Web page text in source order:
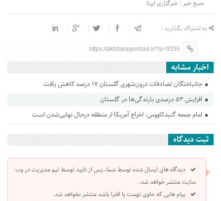
منبع خبر : خبرگزاری ایرنا
به اشتراک بگذارید :
https://akhbaregonbad.ir/?p=9255
اخبار مشابه
جانباختگان تصادفات درون‌شهری گلستان ۱۷ درصد کاهش یافت
افزایش ۵۳ درصدی بارندگی‌ها در گلستان
امام جمعه گنبدکاووس: اخراج آمریکا از منطقه درحال نهایی‌شدن است
ثبت دیدگاه
دیدگاه های ارسال شده توسط شما، پس از تایید توسط تیم مدیریت در وب
سایت منتشر خواهد شد.
پیام هایی که حاوی تهمت یا افترا باشد منتشر نخواهد شد.